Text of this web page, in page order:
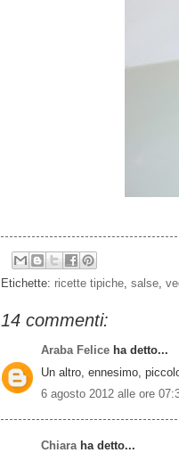
Etichette: ricette tipiche, salse,
14 commenti:
Araba Felice ha detto...
Un altro, ennesimo,
6 agosto 2012 alle ore
Chiara ha detto...